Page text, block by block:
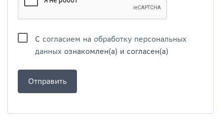
С согласием на обработку персональных
данных ознакомлен(а) и согласен(а)